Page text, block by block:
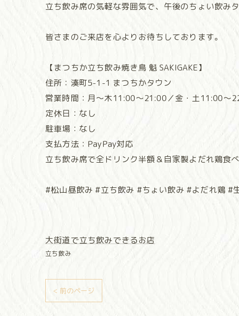
立ち飲み席の気軽な雰囲気で、午後のちょい飲み
皆さまのご来店を心よりお待ちしております。
【まつちか立ち飲み焼き鳥 魁 SAKIGAKE】
住所：湊町5-1-1 まつちかタウン
営業時間：月～木11:00～21:00／金・土11:00～
定休日：なし
駐車場：なし
支払方法：PayPay対応
立ち飲み席で全ドリンク半額＆自家製よだれ鶏食べ
#松山昼飲み #立ち飲み #ちょい飲み #よだれ鶏 #
大街道で立ち飲みできるお店
立ち飲み
< 前のページ